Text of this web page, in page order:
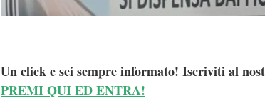
Un click e sei sempre informato! Iscriviti al
PREMI QUI ED ENTRA!